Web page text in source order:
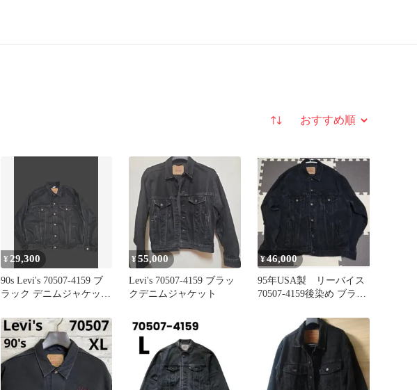
並び替え
¥ 29,300
90s Levi's 70507-4159 ブ
ラック デニムジャケット
¥55,000
Levi's 70507-4159 ブラッ
クデニムジャケット
¥46,000
95年USA製 リーバイス
70507-4159後染め ブラッ